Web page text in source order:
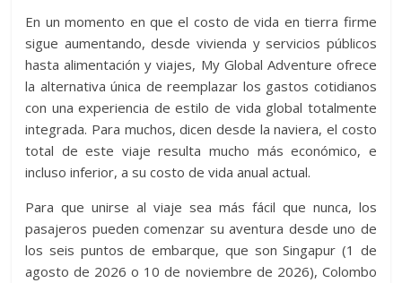
En un momento en que el costo de vida en tierra firme
sigue aumentando, desde vivienda y servicios públicos
hasta alimentación y viajes, My Global Adventure ofrece
la alternativa única de reemplazar los gastos cotidianos
con una experiencia de estilo de vida global totalmente
integrada. Para muchos, dicen desde la naviera, el costo
total de este viaje resulta mucho más económico, e
incluso inferior, a su costo de vida anual actual.
Para que unirse al viaje sea más fácil que nunca, los
pasajeros pueden comenzar su aventura desde uno de
los seis puntos de embarque, que son Singapur (1 de
agosto de 2026 o 10 de noviembre de 2026), Colombo